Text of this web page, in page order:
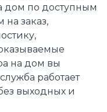
дом по доступным
заказ,
на дом вы
работает
выходных и